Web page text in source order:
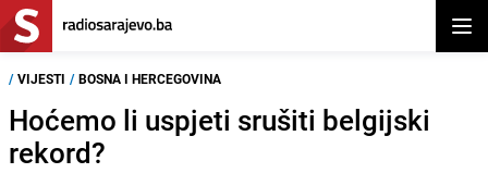
/ VIJESTI / BOSNA I HERCEGOVINA
Hoćemo li uspjeti srušiti belgijski
rekord?